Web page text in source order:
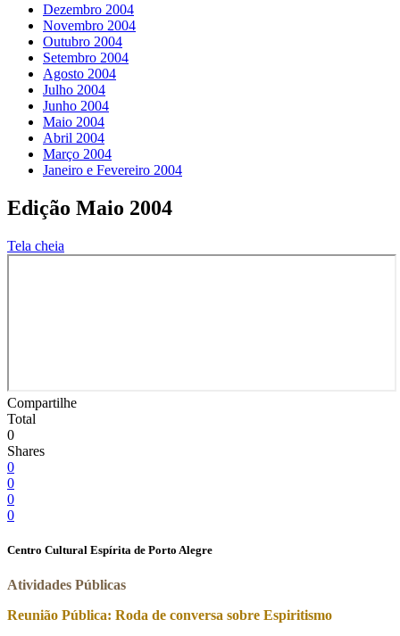
Dezembro 2004
Novembro 2004
Outubro 2004
Setembro 2004
Agosto 2004
Julho 2004
Junho 2004
Maio 2004
Abril 2004
Março 2004
Janeiro e Fevereiro 2004
Edição Maio 2004
Tela cheia
Compartilhe
Total
0
Shares
0
0
0
0
Centro Cultural Espírita de Porto Alegre
Atividades Públicas
Reunião Pública: Roda de conversa sobre Espiritismo